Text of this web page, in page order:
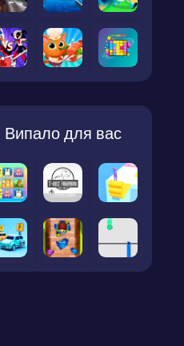
Випало для вас